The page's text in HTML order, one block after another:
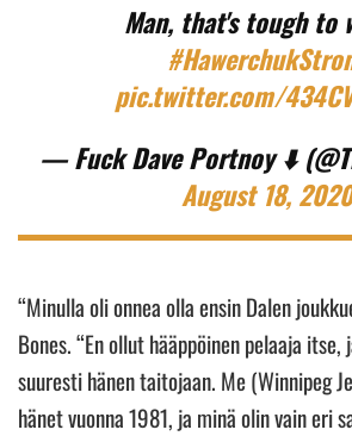
Man, that's tough to
pic.twitter.com/
— Fuck Dave Portnoy ⬇️
August 18, 2020
“Minulla oli onnea olla ensin Dalen
Bones. “En ollut hääppöinen pelaaja itse,
suuresti hänen taitojaan. Me (Winnipeg
hänet vuonna 1981, ja minä olin vain eri